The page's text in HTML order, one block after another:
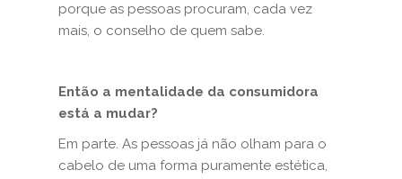
porque as pessoas procuram, cada vez
mais, o conselho de quem sabe.
Então a mentalidade da consumidora
está a mudar?
Em parte. As pessoas já não olham para o
cabelo de uma forma puramente estética,